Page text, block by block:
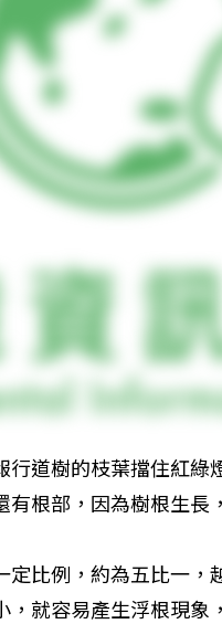
道樹的枝葉擋住紅綠
根部，因為樹根生長
定比例，約為五比一
就容易產生浮根現象